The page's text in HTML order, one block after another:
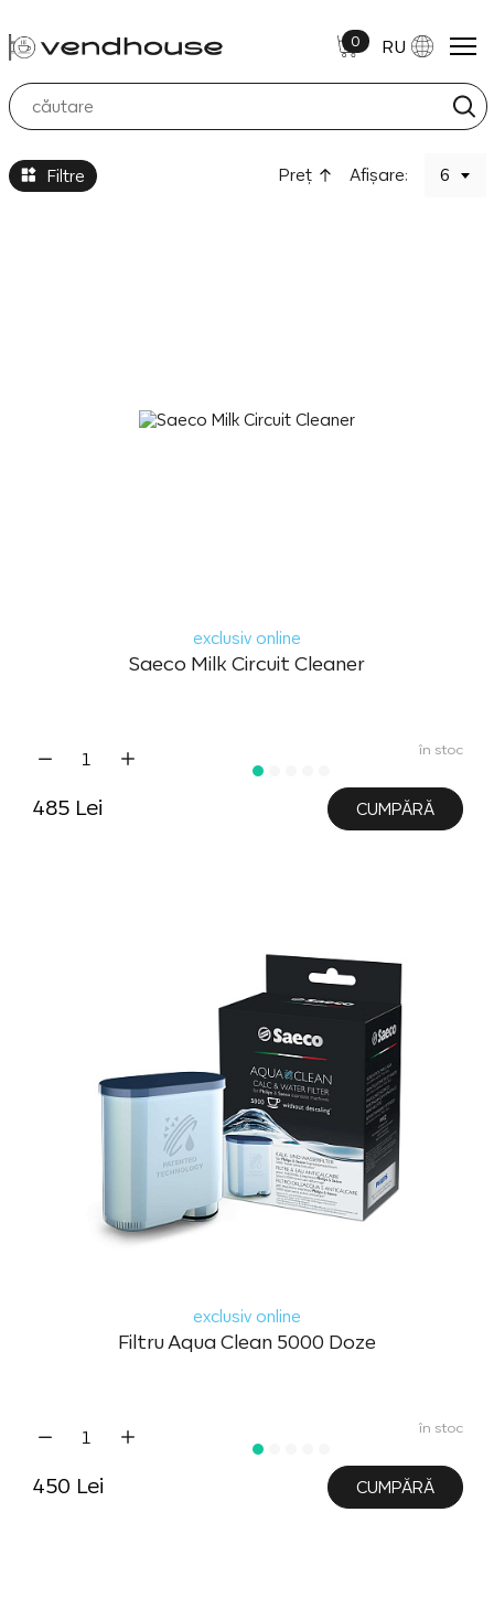
0 RU
Accesorii si intretinere
Filtre Preţ Afișare: 6
exclusiv online
Saeco Milk Circuit Cleaner
în stoc
485 Lei CUMPĂRĂ
exclusiv online
Filtru Aqua Clean 5000 Doze
în stoc
450 Lei CUMPĂRĂ